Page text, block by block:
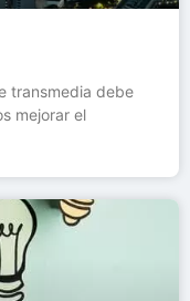
transmedia debe
mejorar el